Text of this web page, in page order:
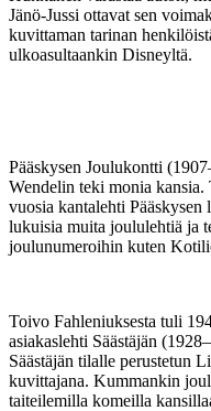
Jänö-Jussi ottavat sen
kuvittaman tarinan
ulkoasultaankin Disneyltä.
Pääskysen Joulukontti
Wendelin teki monia
vuosia kantalehti
lukuisia muita joululehtiä ja
joulunumeroihin kuten
Toivo Fahleniuksesta tuli
asiakaslehti Säästäjän
Säästäjän tilalle perustetun
kuvittajana. Kummankin
taiteilemilla komeilla